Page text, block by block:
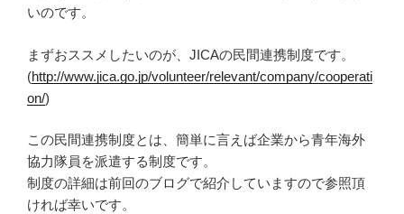
いのです。
まずおススメしたいのが、JICAの民間連携制度です。
(http://www.jica.go.jp/volunteer/relevant/company/cooperati
on/)
この民間連携制度とは、簡単に言えば企業から青年海外
協力隊員を派遣する制度です。
制度の詳細は前回のブログで紹介していますので参照頂
ければ幸いです。